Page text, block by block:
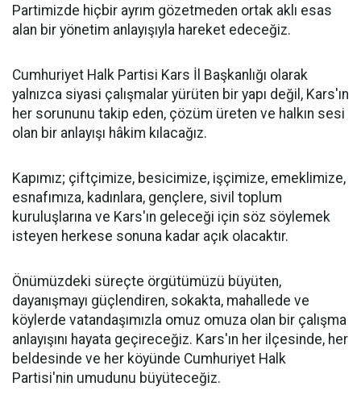
Partimizde hiçbir ayrım gözetmeden ortak aklı esas
alan bir yönetim anlayışıyla hareket edeceğiz.
Cumhuriyet Halk Partisi Kars İl Başkanlığı olarak
yalnızca siyasi çalışmalar yürüten bir yapı değil, Kars'ın
her sorununu takip eden, çözüm üreten ve halkın sesi
olan bir anlayışı hâkim kılacağız.
Kapımız; çiftçimize, besicimize, işçimize, emeklimize,
esnafımıza, kadınlara, gençlere, sivil toplum
kuruluşlarına ve Kars'ın geleceği için söz söylemek
isteyen herkese sonuna kadar açık olacaktır.
Önümüzdeki süreçte örgütümüzü büyüten,
dayanışmayı güçlendiren, sokakta, mahallede ve
köylerde vatandaşımızla omuz omuza olan bir çalışma
anlayışını hayata geçireceğiz. Kars'ın her ilçesinde, her
beldesinde ve her köyünde Cumhuriyet Halk
Partisi'nin umudunu büyüteceğiz.